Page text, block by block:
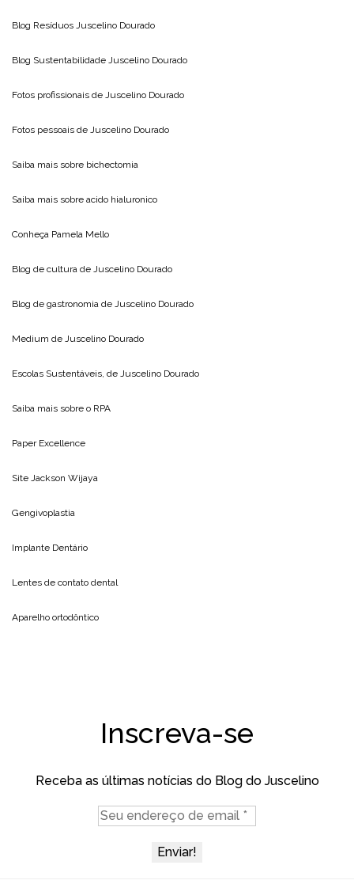
Blog Resíduos Juscelino Dourado
Blog Sustentabilidade Juscelino Dourado
Fotos profissionais de Juscelino Dourado
Fotos pessoais de Juscelino Dourado
Saiba mais sobre bichectomia
Saiba mais sobre acido hialuronico
Conheça Pamela Mello
Blog de cultura de Juscelino Dourado
Blog de gastronomia de Juscelino Dourado
Medium de Juscelino Dourado
Escolas Sustentáveis, de Juscelino Dourado
Saiba mais sobre o RPA
Paper Excellence
Site Jackson Wijaya
Gengivoplastia
Implante Dentário
Lentes de contato dental
Aparelho ortodôntico
Inscreva-se
Receba as últimas notícias do Blog do Juscelino